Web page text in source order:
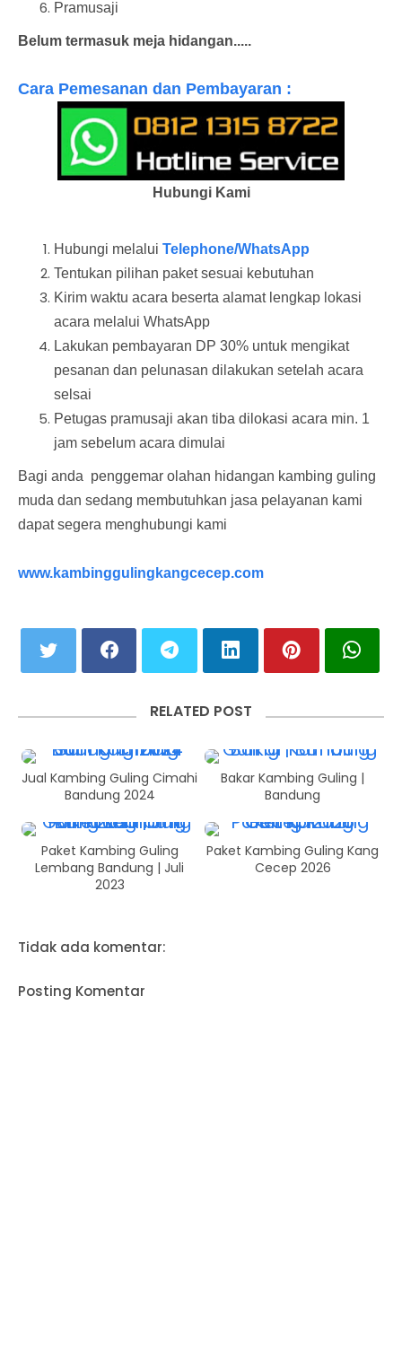
Pramusaji
Belum termasuk meja hidangan.....
Cara Pemesanan dan Pembayaran :
Hubungi Kami
Hubungi melalui Telephone/WhatsApp
Tentukan pilihan paket sesuai kebutuhan
Kirim waktu acara beserta alamat lengkap lokasi
acara melalui WhatsApp
Lakukan pembayaran DP 30% untuk mengikat
pesanan dan pelunasan dilakukan setelah acara
selsai
Petugas pramusaji akan tiba dilokasi acara min. 1
jam sebelum acara dimulai
Bagi anda penggemar olahan hidangan kambing guling
muda dan sedang membutuhkan jasa pelayanan kami
dapat segera menghubungi kami
www.kambinggulingkangcecep.com
RELATED POST
Jual Kambing Guling Cimahi
Bandung 2024
Bakar Kambing Guling |
Bandung
Paket Kambing Guling
Lembang Bandung | Juli
2023
Paket Kambing Guling Kang
Cecep 2026
Tidak ada komentar:
Posting Komentar